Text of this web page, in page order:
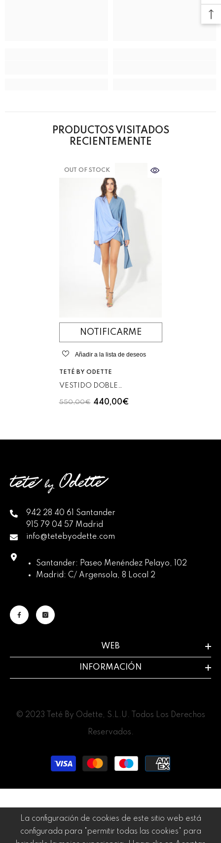
PRODUCTOS VISITADOS
RECIENTEMENTE
OUT OF STOCK
NOTIFICARME
Añadir a la lista de deseos
VENDEDOR:
TETÉ BY ODETTE
VESTIDO DOBLE
ESTAMPADO
550,00€ 440,00€
942 28 40 61 Santander
915 79 04 57 Madrid
info@tetebyodette.com
Santander: Paseo Menéndez Pelayo, 102
Madrid: C/ Argensola, 8 Local 2
WEB
INFORMACIÓN
© 2023 Teté By Odette, S.L.U. Todos Los Derechos
Reservados.
Métodos
de
La configuración de cookies de este sitio web está
configurada para "permitir todas las cookies" para